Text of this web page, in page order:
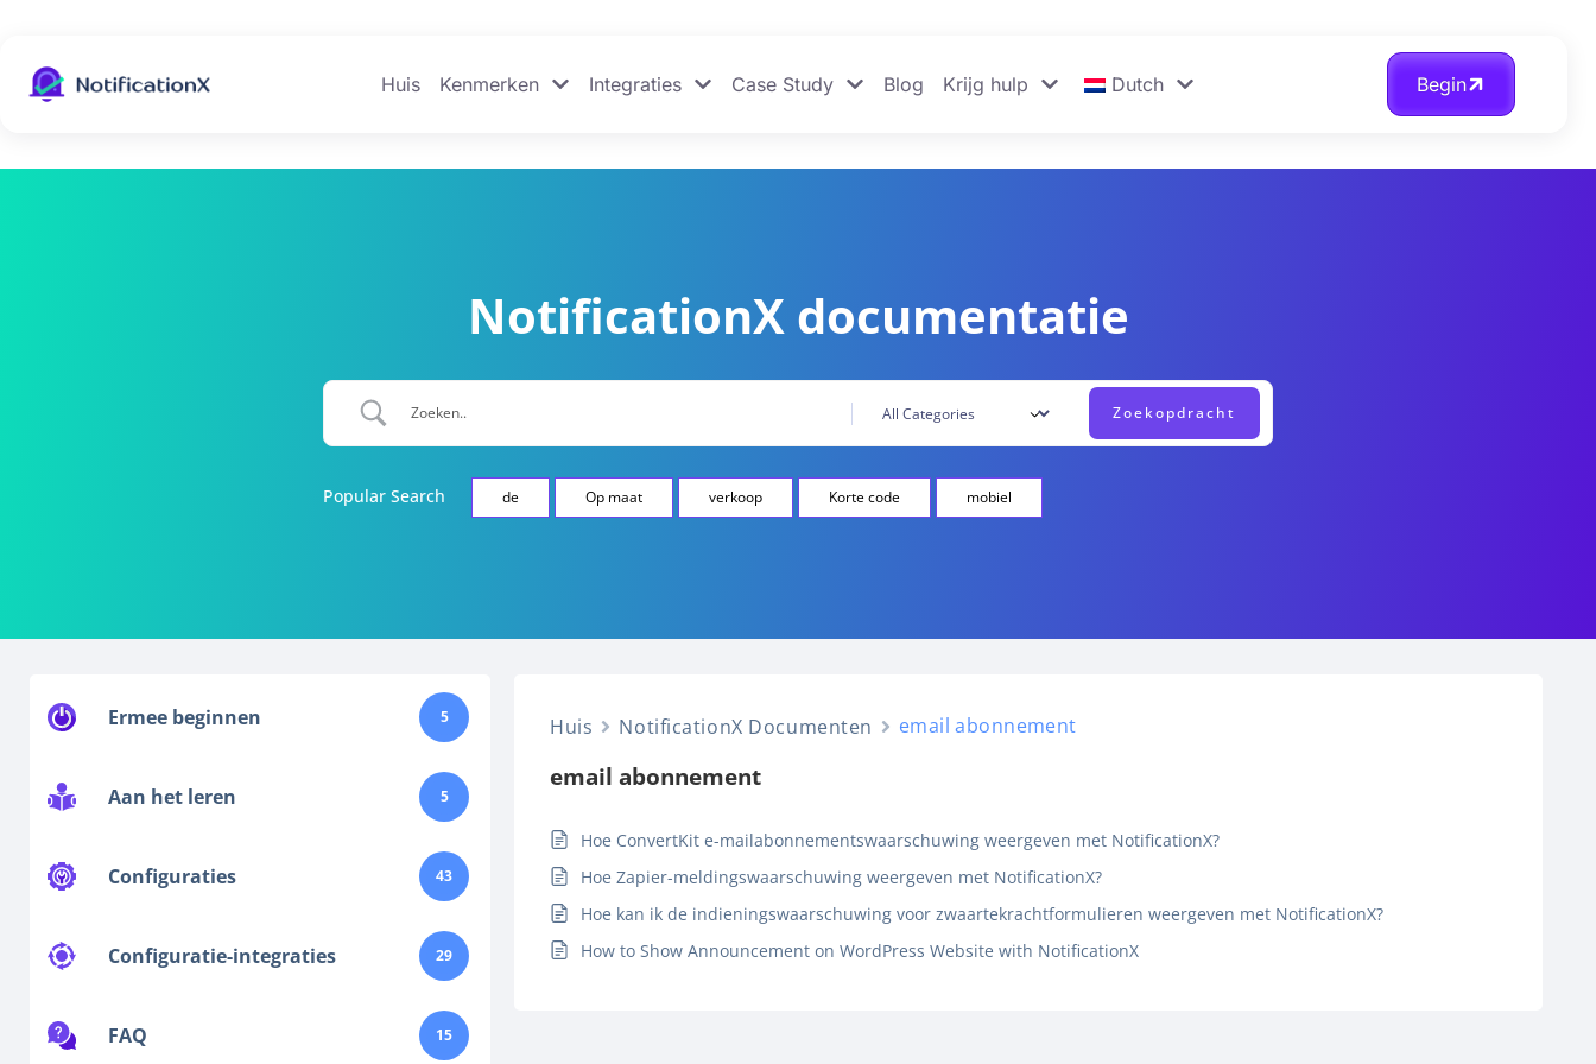
Huis Kenmerken Integraties Case Study Blog Krijg hulp Dutch Begin
NotificationX documentatie
Popular Search de Op maat verkoop Korte code mobiel
Ermee beginnen 5
Aan het leren 5
Configuraties 43
Configuratie-integraties 29
FAQ 15
Huis NotificationX Documenten email abonnement
email abonnement
Hoe ConvertKit e-mailabonnementswaarschuwing weergeven met NotificationX?
Hoe Zapier-meldingswaarschuwing weergeven met NotificationX?
Hoe kan ik de indieningswaarschuwing voor zwaartekrachtformulieren weergeven met NotificationX?
How to Show Announcement on WordPress Website with NotificationX